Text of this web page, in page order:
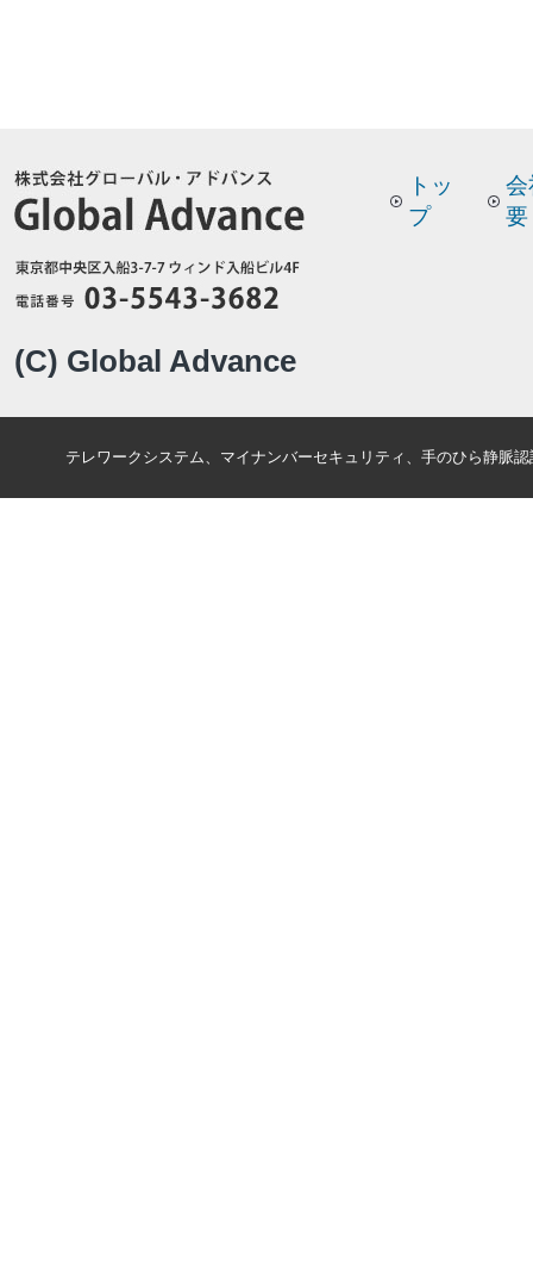
(C) Global Advance
トッ
プ
会
要
テレワークシステム、マイナンバーセキュリティ、手のひら静脈